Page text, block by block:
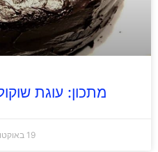
מתכון: עוגת
19 באוקטובר 2021